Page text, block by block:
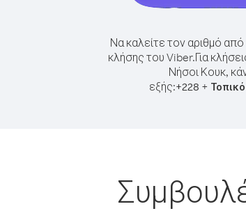
Να καλείτε τον αριθμό
κλήσης του Viber.Για
Νήσοι Κουκ,
εξής:+228 +